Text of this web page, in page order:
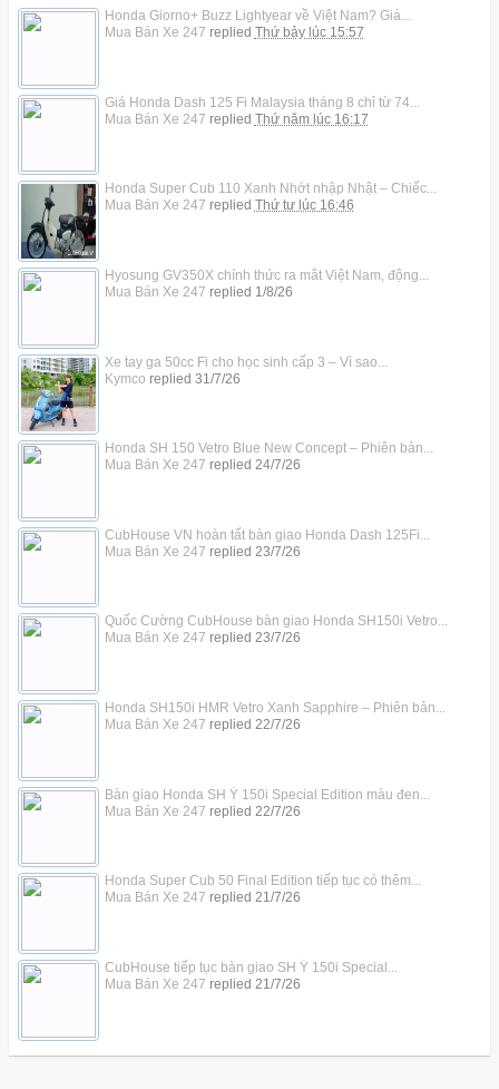
Honda Giorno+ Buzz Lightyear về Việt Nam? Giá...
Mua Bán Xe 247 replied Thứ bảy lúc 15:57
Giá Honda Dash 125 Fi Malaysia tháng 8 chỉ từ 74...
Mua Bán Xe 247 replied Thứ năm lúc 16:17
Honda Super Cub 110 Xanh Nhớt nhập Nhật – Chiếc...
Mua Bán Xe 247 replied Thứ tư lúc 16:46
Hyosung GV350X chính thức ra mắt Việt Nam, động...
Mua Bán Xe 247 replied 1/8/26
Xe tay ga 50cc Fi cho học sinh cấp 3 – Vì sao...
Kymco replied 31/7/26
Honda SH 150 Vetro Blue New Concept – Phiên bản...
Mua Bán Xe 247 replied 24/7/26
CubHouse VN hoàn tất bàn giao Honda Dash 125Fi...
Mua Bán Xe 247 replied 23/7/26
Quốc Cường CubHouse bàn giao Honda SH150i Vetro...
Mua Bán Xe 247 replied 23/7/26
Honda SH150i HMR Vetro Xanh Sapphire – Phiên bản...
Mua Bán Xe 247 replied 22/7/26
Bàn giao Honda SH Ý 150i Special Edition màu đen...
Mua Bán Xe 247 replied 22/7/26
Honda Super Cub 50 Final Edition tiếp tục có thêm...
Mua Bán Xe 247 replied 21/7/26
CubHouse tiếp tục bàn giao SH Ý 150i Special...
Mua Bán Xe 247 replied 21/7/26